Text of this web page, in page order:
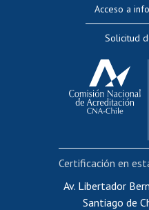
Cursos
Portal de
Certificado
Acceso a
Solicitud
Av. Libertador
Santiago de
Certificación en